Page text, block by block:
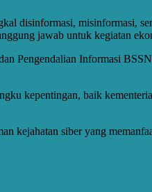
disinformasi, misinformasi,
jawab untuk kegiatan
Pengendalian Informasi
kepentingan, baik
kejahatan siber yang